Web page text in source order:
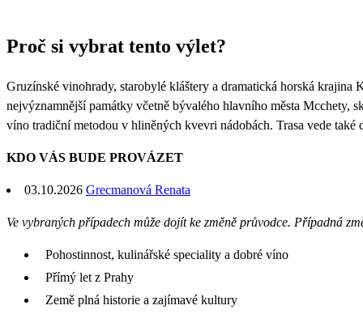
Proč si vybrat tento výlet?
Gruzínské vinohrady, starobylé kláštery a dramatická horská
nejvýznamnější památky včetně bývalého hlavního města Mcchety,
víno tradiční metodou v hliněných kvevri nádobách. Trasa vede
KDO VÁS BUDE PROVÁZET
03.10.2026 Grecmanová Renata
Ve vybraných případech může dojít ke změně průvodce. Případná
Pohostinnost, kulinářské speciality a dobré víno
Přímý let z Prahy
Země plná historie a zajímavé kultury